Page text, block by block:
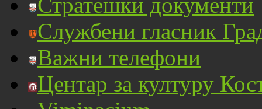
Службени гласник
Важни телефони
Центар за културу